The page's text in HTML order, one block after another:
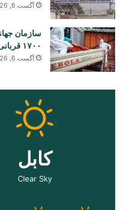
آگست 6, 2026
سازمان
۱۷۰۰ قربانی گرفته است
آگست 6, 2026
کابل
Clear Sky